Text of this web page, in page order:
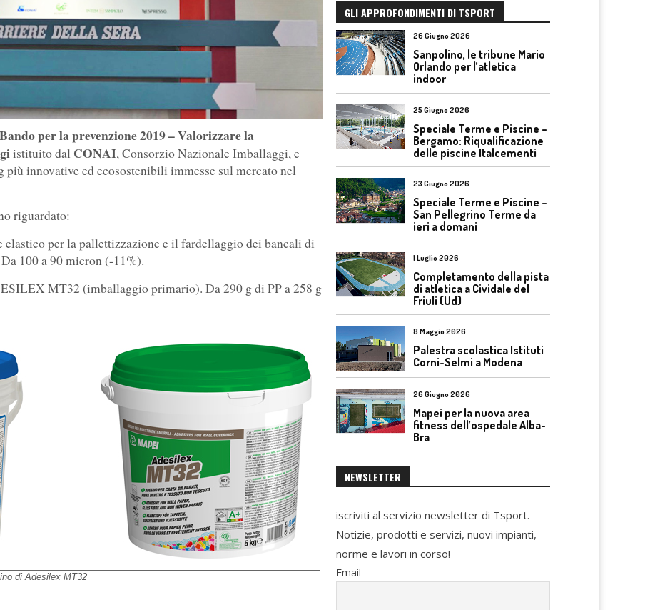
Bando per la prevenzione 2019 – Valorizzare la
istituito dal CONAI, Consorzio Nazionale Imballaggi, e
innovative ed ecosostenibili immesse sul mercato nel
riguardato:
per la pallettizzazione e il fardellaggio dei bancali di
100 a 90 micron (-11%).
MT32 (imballaggio primario). Da 290 g di PP a 258 g
di Adesilex MT32
GLI APPROFONDIMENTI DI TSPORT
26 Giugno 2026
Sanpolino, le tribune Mario
Orlando per l’atletica
indoor
25 Giugno 2026
Speciale Terme e Piscine –
Bergamo: Riqualificazione
delle piscine Italcementi
23 Giugno 2026
Speciale Terme e Piscine –
San Pellegrino Terme da
ieri a domani
1 Luglio 2026
Completamento della pista
di atletica a Cividale del
Friuli (Ud)
8 Maggio 2026
Palestra scolastica Istituti
Corni-Selmi a Modena
26 Giugno 2026
Mapei per la nuova area
fitness dell’ospedale Alba-
Bra
NEWSLETTER
iscriviti al servizio newsletter di Tsport.
Notizie, prodotti e servizi, nuovi impianti,
norme e lavori in corso!
Email